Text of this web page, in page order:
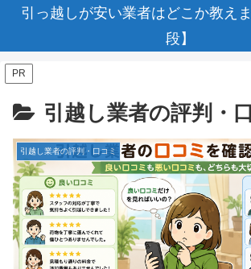
引っ越しが安い業者はどこか教え
段】
PR
引越し業者の評判・
引越し業者の評判・口コミ